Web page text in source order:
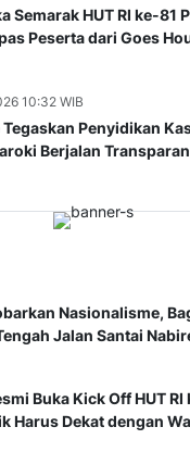
Semarak HUT RI ke-81
Peserta dari Goes
10:32 WIB
Penyidikan
Berjalan
Nasionalisme,
Jalan Santai
Buka Kick Off HUT
Harus Dekat dengan